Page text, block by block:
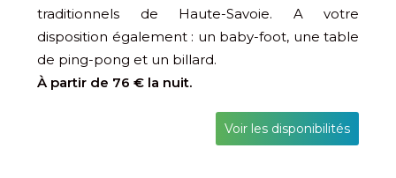
traditionnels de Haute-Savoie. A votre
disposition également : un baby-foot, une table
de ping-pong et un billard.
À partir de 76 € la nuit.
Voir les disponibilités